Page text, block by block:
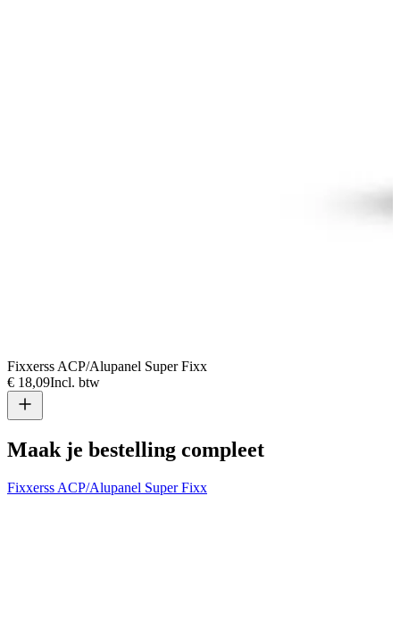
Fixxerss ACP/Alupanel Super Fixx
€ 18,09Incl. btw
Maak je bestelling compleet
Fixxerss ACP/Alupanel Super Fixx